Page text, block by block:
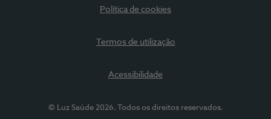
Política de cookies
Termos de utilização
Acessibilidade
© Luz Saúde 2026. Todos os direitos reservados.